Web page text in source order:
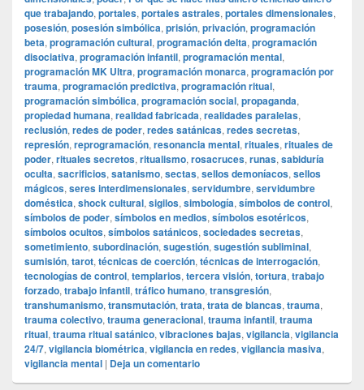
que trabajando, portales, portales astrales, portales dimensionales,
posesión, posesión simbólica, prisión, privación, programación
beta, programación cultural, programación delta, programación
disociativa, programación infantil, programación mental,
programación MK Ultra, programación monarca, programación por
trauma, programación predictiva, programación ritual,
programación simbólica, programación social, propaganda,
propiedad humana, realidad fabricada, realidades paralelas,
reclusión, redes de poder, redes satánicas, redes secretas,
represión, reprogramación, resonancia mental, rituales, rituales de
poder, rituales secretos, ritualismo, rosacruces, runas, sabiduría
oculta, sacrificios, satanismo, sectas, sellos demoníacos, sellos
mágicos, seres interdimensionales, servidumbre, servidumbre
doméstica, shock cultural, sigilos, simbología, símbolos de control,
símbolos de poder, símbolos en medios, símbolos esotéricos,
símbolos ocultos, símbolos satánicos, sociedades secretas,
sometimiento, subordinación, sugestión, sugestión subliminal,
sumisión, tarot, técnicas de coerción, técnicas de interrogación,
tecnologías de control, templarios, tercera visión, tortura, trabajo
forzado, trabajo infantil, tráfico humano, transgresión,
transhumanismo, transmutación, trata, trata de blancas, trauma,
trauma colectivo, trauma generacional, trauma infantil, trauma
ritual, trauma ritual satánico, vibraciones bajas, vigilancia, vigilancia
24/7, vigilancia biométrica, vigilancia en redes, vigilancia masiva,
vigilancia mental | Deja un comentario